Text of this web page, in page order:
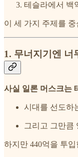
테슬라에서 백
이 세 가지 주제를
1. 무너지기엔 너
사실 일론 머스크는
시대를 선도하
그리고 그만큼
하지만 440억을 투